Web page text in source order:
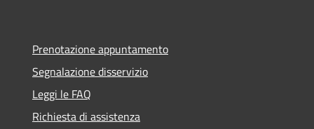
Prenotazione appuntamento
Segnalazione disservizio
Leggi le FAQ
Richiesta di assistenza